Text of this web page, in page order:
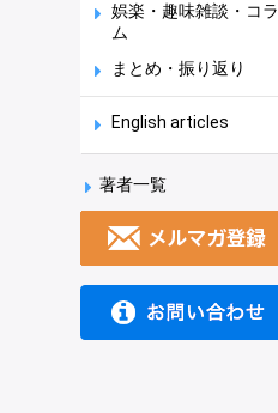
娯楽・趣味雑談・コラ
ム
まとめ・振り返り
English articles
著者一覧